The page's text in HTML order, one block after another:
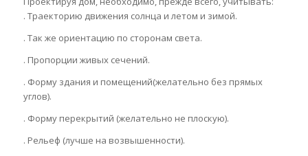
. Траекторию движения солнца и летом и зимой.
. Так же ориентацию по сторонам света.
. Пропорции живых сечений.
. Форму здания и помещений(желательно без прямых
углов).
. Форму перекрытий (желательно не плоскую).
. Рельеф (лучше на возвышенности).